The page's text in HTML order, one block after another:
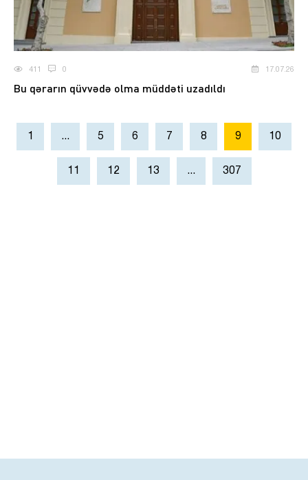
411 0 17.07.26
Bu qərarın qüvvədə olma müddəti uzadıldı
1 ... 5 6 7 8 9 10
11 12 13 ... 307